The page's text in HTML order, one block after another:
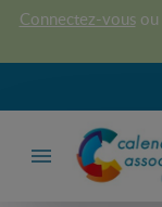
Connectez-vousou
